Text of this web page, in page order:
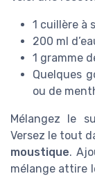
1 cuillère à
200 ml
1 gramme
Quelques
ou de
Mélangez le
Versez le tout
moustique.
mélange attire